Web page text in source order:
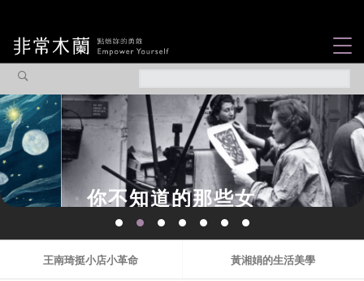
觀點專欄
焦點企劃
社會企業
認識我們
你不知道的那些女
性故事...
王南琦挺小店小革命 黃湘娟的生活美學